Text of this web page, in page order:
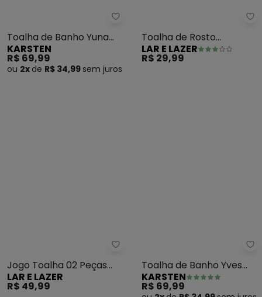
Karsten - Toalha de Banho
Toalha de Banho Yuna
(Vanilla)
KARSTEN
R$ 69,99
Toalha de Rosto
(Amarela) 1 Peça
LAR E LAZER
Lar e Lazer - Jogo Toalha 02
Jogo Toalha 02 Peças
Rubi Cereja Real
LAR E LAZER
Toalha de Banho Yves
(Marrom)
KARSTEN